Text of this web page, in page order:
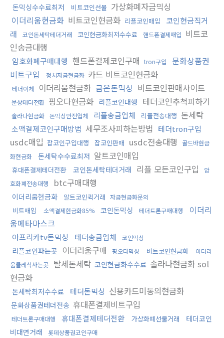
돈믹싱수수료최저 비트코인선물 가상화폐자금믹싱
이더리움현금화 비트코인현금화 리플코인매입
코인현금직거
래
코인돈세탁테더거래 코인현금화최저수수료 핸드폰결제매입 비트코
인송금대행
암호화폐구매대행 핸드폰결제코인구매 tron구입
문화상품권
비트구입
정치자금현금화 카드 비트코인현금화
테더이체 이더리움현금화 금은돈믹싱 비트코인판매사이트
문상테더전환 핑오다현금화 리플코인대행 테더코인추척피하기
솔라나현금화 돈믹싱안전업체 리플송금업체 리플전송대행 돈세탁
소액결제코인구매방법 세무조사피하는방법 테더tron구입
usdc매입 잡코인구입대행 잡코인판매 usdc전송대행
골드바현금
화현금화
돈세탁수수료최저 알트코인매입
휴대폰결제테더전환 코인돈세탁테더거래 리플 모든코인구입
암
호화폐전송대행
btc구매대행
이더리움현금화 알트코인퀵거래 자금현금화문의
비트매입 소액결제현금화85% 코인돈믹싱 테더트론구매대행
이더리
움메타마스크
아프리카tv돈믹싱 테더송금업체 코인믹싱
리플코인파는곳 이더리움구매 핑오다믹싱 비트코인현금화
이더리
움클레식사는곳
탈세돈세탁 코인현금화수수료 솔라나현금화 sol
현금화
돈세탁최저수수료 테더돈믹싱 신용카드미동의현금화
문화상품권테더전송 휴대폰결제비트구입
테더트론구매대행 휴대폰결제테더전환 가상화폐선물거래
테더코인
비대면거래
롯데상품권코인구매